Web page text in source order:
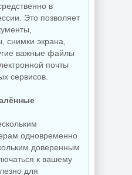
Редактор
NEW
NEW
в
Это позволяет
снимки экрана,
важные файлы
почты
сервисов.
одновременно
доверенным
к вашему
для